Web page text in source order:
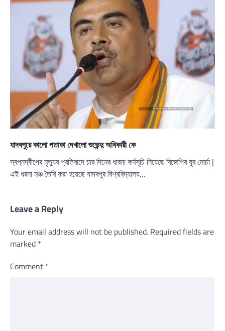
যাদবপুরে কালো পতাকা দেখালো শুভেন্দু অধিকারী কে
স্বপ্নদ্বীপের মৃত্যুর প্রতিবাদে চার দিনের ধারনা কর্মসূচি নিয়েছে বিজেপির যুব মোর্চা |
এই ধরনা মঞ্চ তৈরি করা হয়েছে যাদবপুর বিশ্ববিদ্যালয়…
Leave a Reply
Your email address will not be published. Required fields are
marked *
Comment *